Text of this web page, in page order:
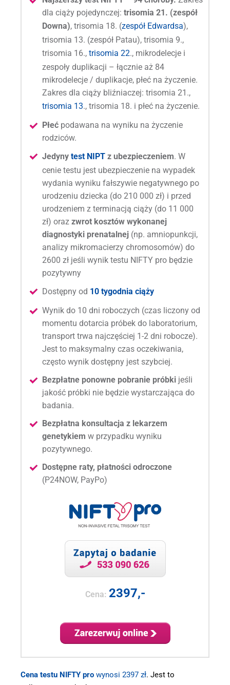
dla ciąży pojedynczej: trisomia 21. (zespół
Downa), trisomia 18. (zespół Edwardsa),
trisomia 13. (zespół Patau), trisomia 9.,
trisomia 16., trisomia 22., mikrodelecje i
zespoły duplikacji – łącznie aż 84
mikrodelecje / duplikacje, płeć na życzenie.
Zakres dla ciąży bliźniaczej: trisomia 21.,
trisomia 13., trisomia 18. i płeć na życzenie.
Płeć podawana na wyniku na życzenie
rodziców.
Jedyny test NIPT z ubezpieczeniem. W
cenie testu jest ubezpieczenie na wypadek
wydania wyniku fałszywie negatywnego po
urodzeniu dziecka (do 210 000 zł) i przed
urodzeniem z terminacją ciąży (do 11 000
zł) oraz zwrot kosztów wykonanej
diagnostyki prenatalnej (np. amniopunkcji,
analizy mikromacierzy chromosomów) do
2600 zł jeśli wynik testu NIFTY pro będzie
pozytywny
Dostępny od 10 tygodnia ciąży
Wynik do 10 dni roboczych (czas liczony od
momentu dotarcia próbek do laboratorium,
transport trwa najczęściej 1-2 dni robocze).
Jest to maksymalny czas oczekiwania,
często wynik dostępny jest szybciej.
Bezpłatne ponowne pobranie próbki jeśli
jakość próbki nie będzie wystarczająca do
badania.
Bezpłatna konsultacja z lekarzem
genetykiem w przypadku wyniku
pozytywnego.
Dostępne raty, płatności odroczone
(P24NOW, PayPo)
Cena: 2397,-
Cena testu NIFTY pro wynosi 2397 zł. Jest to